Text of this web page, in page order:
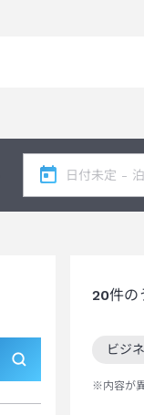
20件の
ビジ
この
※内容が